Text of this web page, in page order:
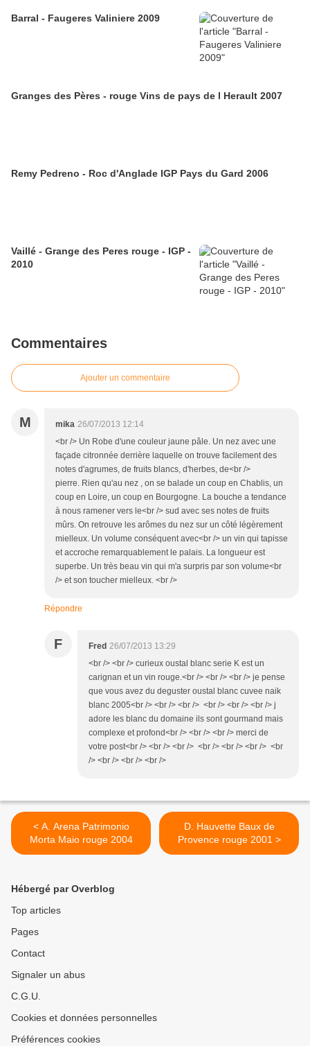
Barral - Faugeres Valiniere 2009
Granges des Pères - rouge Vins de pays de l Herault 2007
Remy Pedreno - Roc d'Anglade IGP Pays du Gard 2006
Vaillé - Grange des Peres rouge - IGP -
2010
Commentaires
Ajouter un commentaire
M mika 26/07/2013 12:14
<br /> Un Robe d'une couleur jaune pâle. Un nez avec une
façade citronnée derrière laquelle on trouve facilement des
notes d'agrumes, de fruits blancs, d'herbes, de<br />
pierre. Rien qu'au nez , on se balade un coup en Chablis, un
coup en Loire, un coup en Bourgogne. La bouche a tendance
à nous ramener vers le<br /> sud avec ses notes de fruits
mûrs. On retrouve les arômes du nez sur un côté légèrement
mielleux. Un volume conséquent avec<br /> un vin qui tapisse
et accroche remarquablement le palais. La longueur est
superbe. Un très beau vin qui m'a surpris par son volume<br
/> et son toucher mielleux. <br />
Répondre
F Fred 26/07/2013 13:29
<br /> <br /> curieux oustal blanc serie K est un
carignan et un vin rouge.<br /> <br /> <br /> je pense
que vous avez du deguster oustal blanc cuvee naik
blanc 2005<br /> <br /> <br /> <br /> <br /> <br /> j
adore les blanc du domaine ils sont gourmand mais
complexe et profond<br /> <br /> <br /> merci de
votre post<br /> <br /> <br /> <br /> <br /> <br /> <br
/> <br /> <br /> <br />
< A. Arena Patrimonio
Morta Maio rouge 2004
D. Hauvette Baux de
Provence rouge 2001 >
Hébergé par Overblog
Top articles
Pages
Contact
Signaler un abus
C.G.U.
Cookies et données personnelles
Préférences cookies